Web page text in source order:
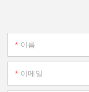
이름
이메일